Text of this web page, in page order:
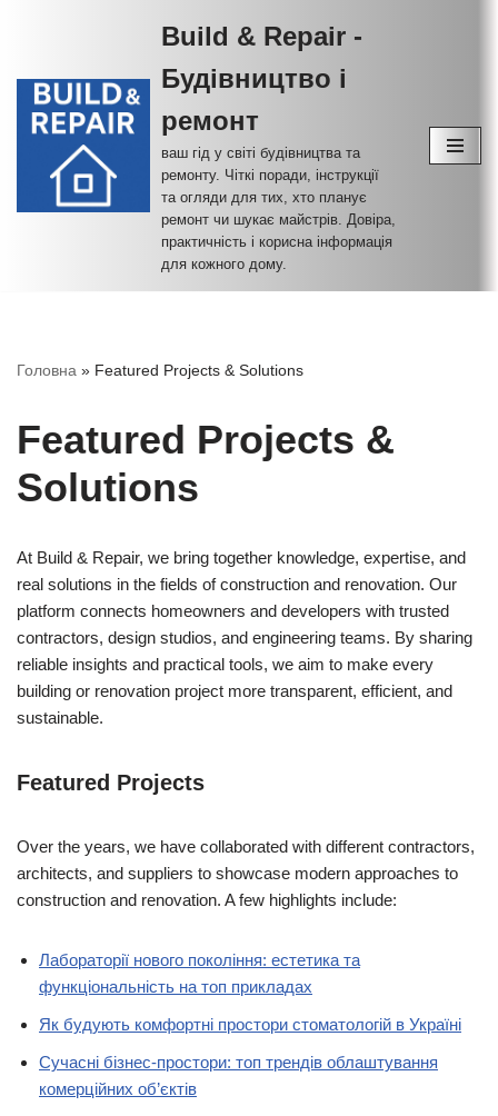
до
вмісту
Build & Repair -
Будівництво і
ремонт
ваш гід у світі будівництва та
ремонту. Чіткі поради, інструкції
та огляди для тих, хто планує
ремонт чи шукає майстрів. Довіра,
практичність і корисна інформація
для кожного дому.
Головна » Featured Projects & Solutions
Featured Projects &
Solutions
At Build & Repair, we bring together knowledge, expertise, and
real solutions in the fields of construction and renovation. Our
platform connects homeowners and developers with trusted
contractors, design studios, and engineering teams. By sharing
reliable insights and practical tools, we aim to make every
building or renovation project more transparent, efficient, and
sustainable.
Featured Projects
Over the years, we have collaborated with different contractors,
architects, and suppliers to showcase modern approaches to
construction and renovation. A few highlights include:
Лабораторії нового покоління: естетика та
функціональність на топ прикладах
Як будують комфортні простори стоматологій в Україні
Сучасні бізнес-простори: топ трендів облаштування
комерційних об’єктів